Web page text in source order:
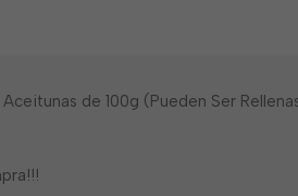
de 100g (Pueden Ser